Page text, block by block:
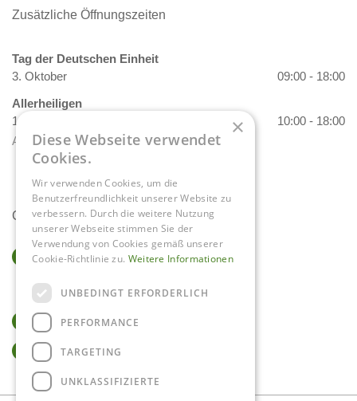
Zusätzliche Öffnungszeiten
Tag der Deutschen Einheit
3. Oktober
09:00 - 18:00
Allerheiligen
1. November
10:00 - 18:00
Alle Öffnungszeiten anzeigen
Contact
Gartencenter Daniëls
6063 NL Vlodrop
0475-534298
info@tuincentrumdaniels.nl
×
Diese Webseite verwendet
Cookies.
Wir verwenden Cookies, um die
Benutzerfreundlichkeit unserer Website zu
verbessern. Durch die weitere Nutzung
unserer Webseite stimmen Sie der
Verwendung von Cookies gemäß unserer
Cookie-Richtlinie zu. Weitere Informationen
UNBEDINGT ERFORDERLICH
PERFORMANCE
TARGETING
UNKLASSIFIZIERTE